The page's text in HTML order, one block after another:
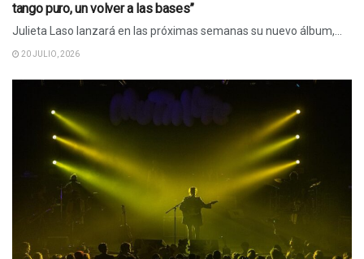
tango puro, un volver a las bases”
Julieta Laso lanzará en las próximas semanas su nuevo álbum,...
20 JULIO, 2026